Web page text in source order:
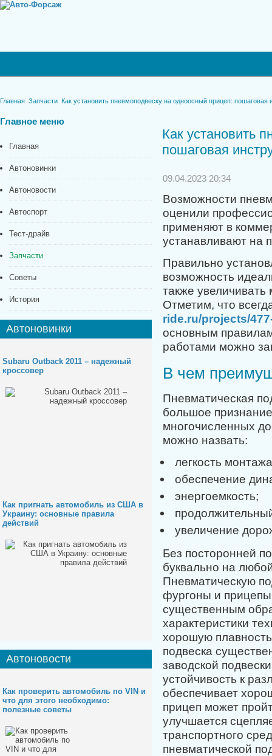
Главная Запчасти Как установить пневмоподвеску на одноосный прицеп: пошаговая
Главное меню
Главная
Автоновинки
Автоновости
Автоспорт
Тест-драйв
Запчасти
Советы
История
Автоновинки
Subaru Outback 2011 – надежный
кроссовер
Как пригнать автомобиль из США в
Украину: основные правила
действий
Автоновости
Как проверить автомобиль по VIN и
что для этого необходимо:
полезные советы
Как установить
пошаговая
09.04.2023 20:34
Возможности
оценили
применяют в
устанавливают на
Правильно
возможность
также увеличивать
Отметим, что
ride.ru/projects/
основным
работами можно
В чем
Пневматическая
большое
многочисленных
можно назвать:
легкость
обеспечение
энергоемкость;
увеличение
Без посторонней
буквально на
Пневматическую
фургоны и
существенным
характеристики
хорошую
подвеска
заводской
устойчивость к
обеспечивает
прицеп может
улучшается
транспортного
пневматической